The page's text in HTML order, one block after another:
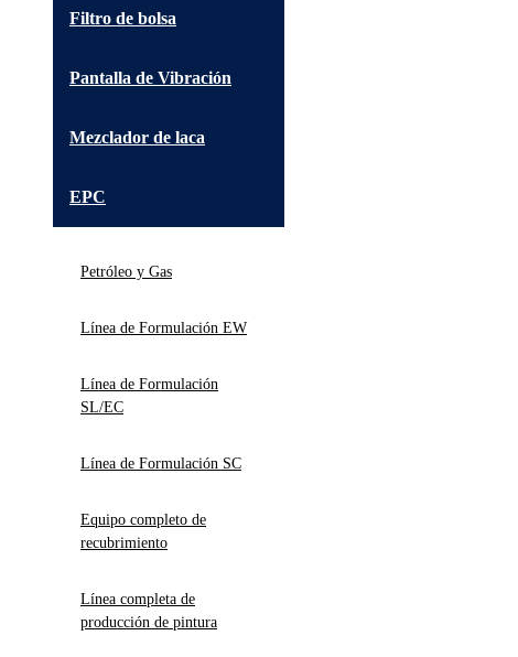
Filtro de bolsa
Pantalla de Vibración
Mezclador de laca
EPC
Petróleo y Gas
Línea de Formulación EW
Línea de Formulación
SL/EC
Línea de Formulación SC
Equipo completo de
recubrimiento
Línea completa de
producción de pintura